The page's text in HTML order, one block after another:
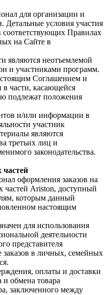
для организации и
Детальные условия участия
Правилах
на Сайте в
являются неотъемлемой
и участниками программ.
Соглашением и
части, касающейся
подлежат положения
и/или информации в
участник
являются
третьих лиц и
законодательства.
частей
оформления заказов на
частей Ariston, доступный
которым данный
настоящим
для использования
деятельности
представителя
в личных, семейных
оплаты и доставки
и обмена товара
заключенного между